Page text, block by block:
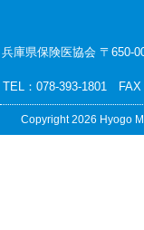
兵庫県保険医協会 〒
TEL：078-393-1801 FAX
Copyright 2026 Hyogo